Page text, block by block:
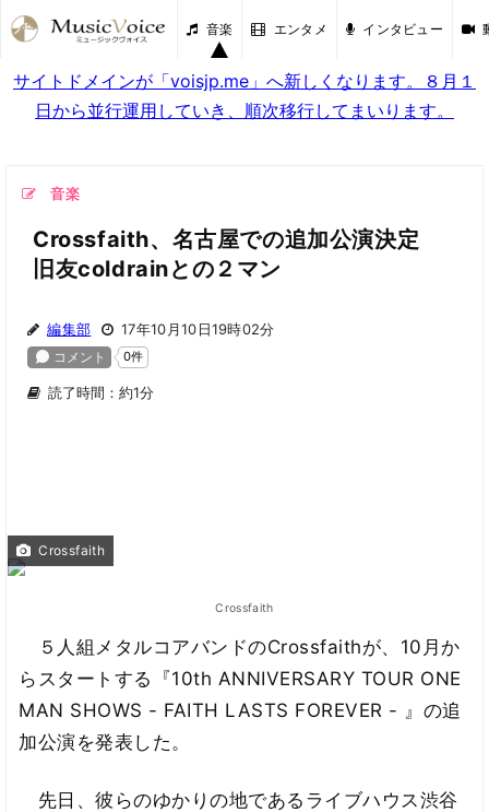
音楽 エンタメ インタビュー
サイトドメインが「voisjp.me」へ新しくなります。８月１
日から並行運用していき、順次移行してまいります。
音楽
Crossfaith、名古屋での追加公演決定
旧友coldrainとの２マン
編集部 17年10月10日19時02分
読了時間：約1分
Crossfaith
Crossfaith
５人組メタルコアバンドのCrossfaithが、10月か
らスタートする『10th ANNIVERSARY TOUR ONE
MAN SHOWS - FAITH LASTS FOREVER - 』の追
加公演を発表した。
先日、彼らのゆかりの地であるライブハウス渋谷